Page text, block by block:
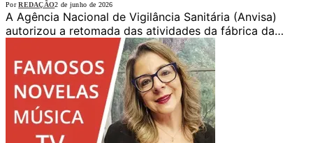
Por REDAÇÃO2 de junho de 2026
A Agência Nacional de Vigilância Sanitária (Anvisa)
autorizou a retomada das atividades da fábrica da…